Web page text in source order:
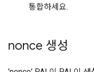
통합하세요.
nonce 생성